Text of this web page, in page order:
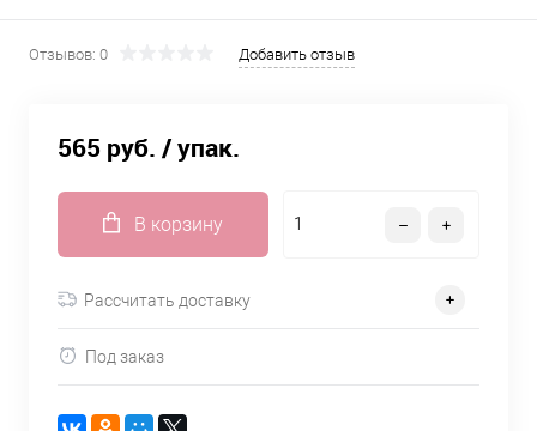
Отзывов: 0 Добавить отзыв
565 руб. / упак.
В корзину
Рассчитать доставку
Под заказ